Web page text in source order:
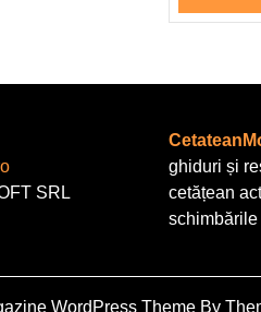
SRL
ghiduri și
cetățean
WordPress Theme By